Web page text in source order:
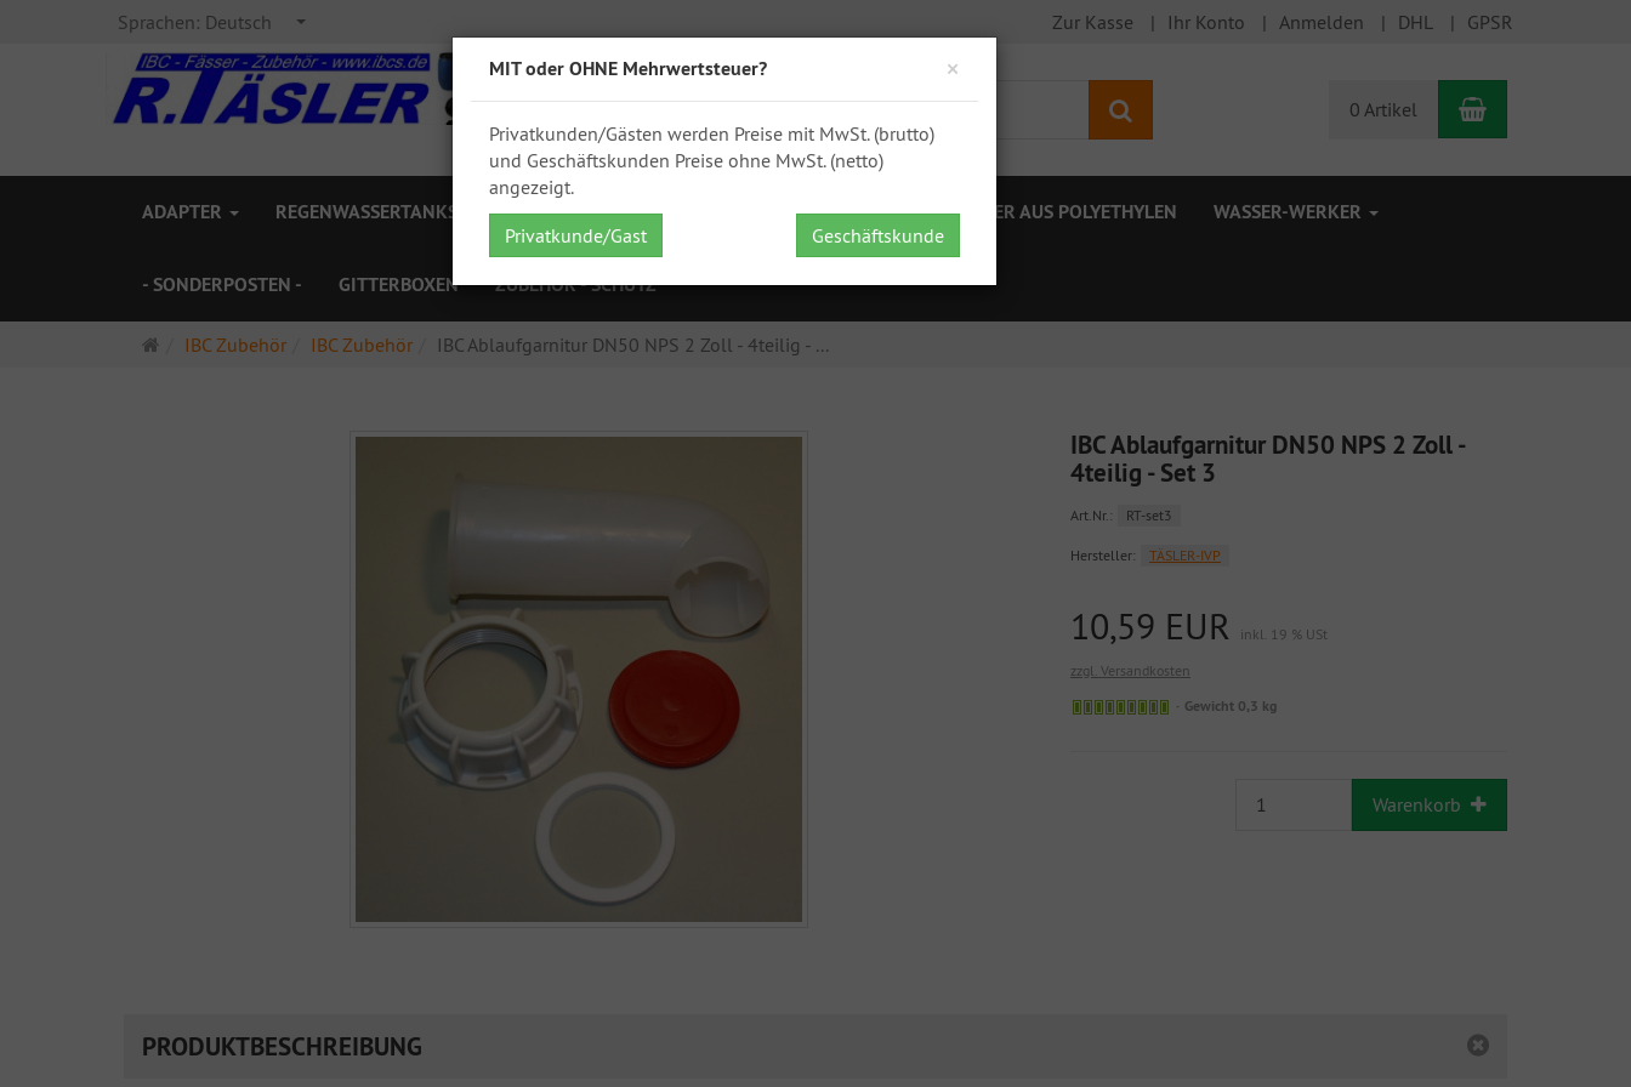
×
MIT oder OHNE Mehrwertsteuer?
Privatkunden/Gästen werden Preise mit MwSt. (brutto)
und Geschäftskunden Preise ohne MwSt. (netto)
angezeigt.
Privatkunde/Gast
Geschäftskunde
Sprachen: Deutsch Zur Kasse Ihr Konto Anmelden DHL GPSR
0 Artikel Warenkorb
ADAPTER REGENWASSERTANKS ZAPFSTELLEN IBC ZUBEHÖR FÄSSER KANISTER AUS POLYETHYLEN WASSER-WERKER
- SONDERPOSTEN - GITTERBOXEN ZUBEHÖR - SCHÜTZ
Startseite
IBC Zubehör IBC Zubehör IBC Ablaufgarnitur DN50 NPS 2 Zoll - 4teilig - ...
IBC Ablaufgarnitur DN50 NPS 2 Zoll -
4teilig - Set 3
Art.Nr.: RT-set3
Hersteller: TÄSLER-IVP
10,59 EUR
inkl. 19 % USt
zzgl. Versandkosten
Gewicht 0,3 kg
Warenkorb
PRODUKTBESCHREIBUNG